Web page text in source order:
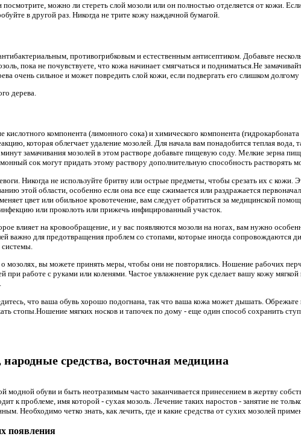
можно ли стереть слой мозоли или он полностью отделяется от кожи.
в другой раз. Никогда не трите кожу наждачной бумагой.
противогрибковым и естественным антисептиком. Добавьте
пока не почувствуете, что кожа начинает смягчаться и подниматься.Не
очень сильное и может повредить слой кожи, если подвергать его слишком долгому
дерева.
кислотного компонента (лимонного сока) и химического компонента (гидрокарбоната
которая облегчает удаление мозолей. Для начала вам понадобится теплая вода,
минут замачивания мозолей в этом растворе добавьте пищевую соду. Мелкие зерна
сок могут придать этому раствору дополнительную способность растворять
Никогда не используйте бритву или острые предметы, чтобы срезать их с кожи.
этой области, особенно если она все еще сжимается или раздражается
цвет или обильное кровотечение, вам следует обратиться за медицинской
или проколоть или прижечь инфицированный участок.
влияет на кровообращение, и у вас появляются мозоли на ногах, вам нужно
важно для предотвращения проблем со стопами, которые иногда сопровождаются
о мозолях, вы можете принять меры, чтобы они не повторялись. Ношение рабочих
при работе с руками или коленями. Частое увлажнение рук сделает вашу кожу
что ваша обувь хорошо подогнана, так что ваша кожа может дышать. Обрежьте
стопы.Ношение мягких носков и тапочек по дому - еще один способ сохранить
средства, восточная медицина
модной обуви и быть неотразимым часто заканчивается принесением в жертву
к проблеме, имя которой - сухая мозоль. Лечение таких наростов - занятие не
Необходимо четко знать, как лечить, где и какие средства от сухих мозолей
появления